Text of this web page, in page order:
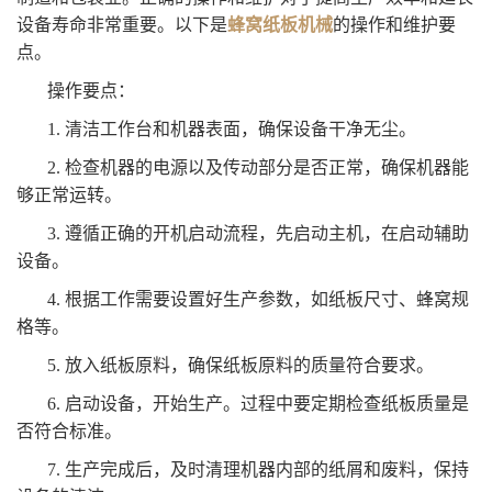
设备寿命非常重要。以下是蜂窝纸板机械的操作和维护要
点。
操作要点：
1. 清洁工作台和机器表面，确保设备干净无尘。
2. 检查机器的电源以及传动部分是否正常，确保机器能
够正常运转。
3. 遵循正确的开机启动流程，先启动主机，在启动辅助
设备。
4. 根据工作需要设置好生产参数，如纸板尺寸、蜂窝规
格等。
5. 放入纸板原料，确保纸板原料的质量符合要求。
6. 启动设备，开始生产。过程中要定期检查纸板质量是
否符合标准。
7. 生产完成后，及时清理机器内部的纸屑和废料，保持